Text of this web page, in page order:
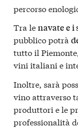
percorso
Tra lenavate e i
pubblico potrà
tutto il
vini italiani e
Inoltre, sarà
vino attraverso
produttori e le
professionalità